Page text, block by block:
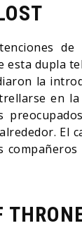
de
dupla
la
en
El